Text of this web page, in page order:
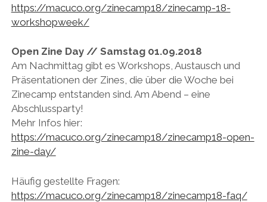
https://macuco.org/zinecamp18/zinecamp-18-
workshopweek/
Open Zine Day // Samstag 01.09.2018
Am Nachmittag gibt es Workshops, Austausch und
Präsentationen der Zines, die über die Woche bei
Zinecamp entstanden sind. Am Abend – eine
Abschlussparty!
Mehr Infos hier:
https://macuco.org/zinecamp18/zinecamp18-open-
zine-day/
Häufig gestellte Fragen:
https://macuco.org/zinecamp18/zinecamp18-faq/